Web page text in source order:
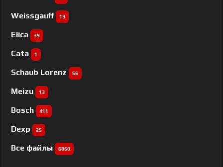
Weissgauff 13
Elica 39
Cata 1
Schaub Lorenz 56
Meizu 13
Bosch 411
Dexp 25
Все файлы 6860